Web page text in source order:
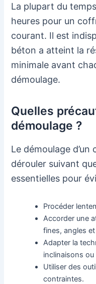
La plupart du
heures pour un
courant. Il est
béton a atteint la
minimale avant
démoulage.
Quelles
démoulage ?
Le démoulage
dérouler suivant
essentielles pour
Procéder
Accorder une
fines, angles
Adapter la
inclinaisons
Utiliser des
contraintes.